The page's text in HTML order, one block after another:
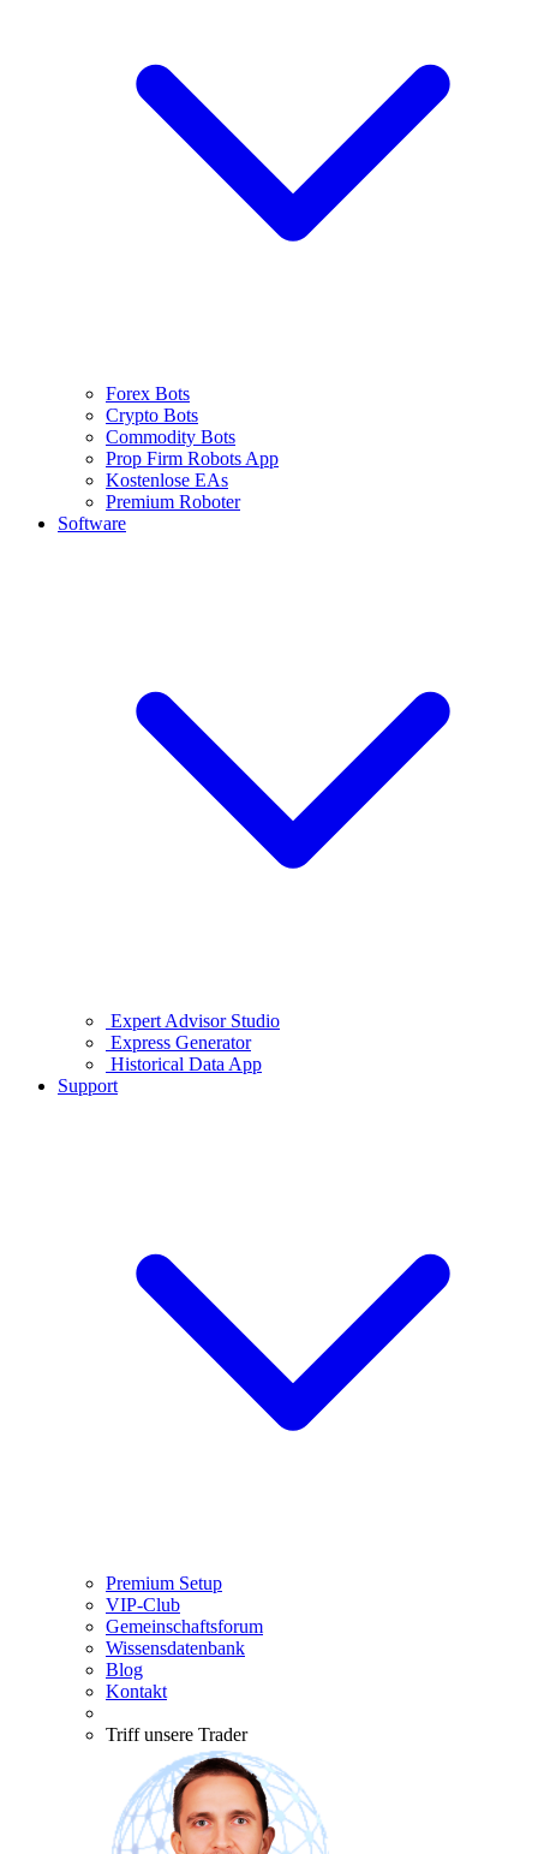
Forex Bots
Crypto Bots
Commodity Bots
Prop Firm Robots App
Kostenlose EAs
Premium Roboter
Software
Expert Advisor Studio
Express Generator
Historical Data App
Support
Premium Setup
VIP-Club
Gemeinschaftsforum
Wissensdatenbank
Blog
Kontakt
Triff unsere Trader